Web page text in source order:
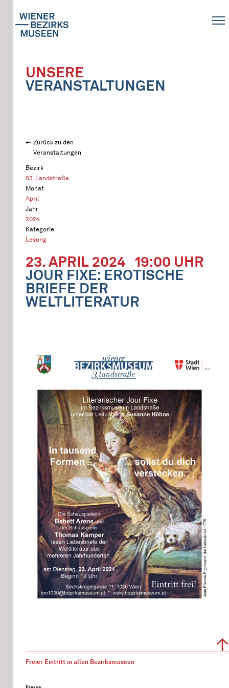
UNSERE
VERANSTALTUNGEN
Zurück zu den
Veranstaltungen
Bezirk
03. Landstraße
Monat
April
Jahr
2024
Kategorie
Lesung
23. APRIL 2024 19:00 UHR
JOUR FIXE: EROTISCHE
BRIEFE DER
WELTLITERATUR
Freier Eintritt in allen Bezirksmuseen